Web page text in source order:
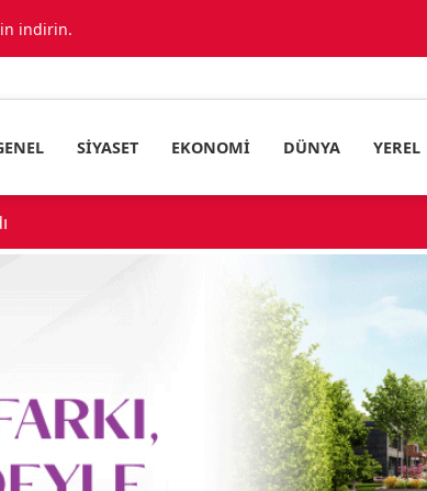
indirin.
SIYASET EKONOMI DÜNYA YEREL